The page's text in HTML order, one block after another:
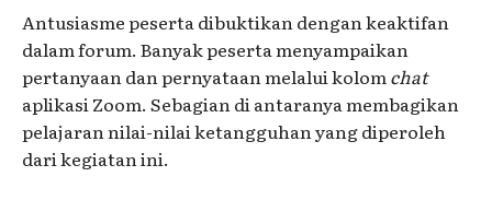
Antusiasme peserta dibuktikan dengan keaktifan
dalam forum. Banyak peserta menyampaikan
pertanyaan dan pernyataan melalui kolomchat
aplikasi Zoom. Sebagian di antaranya membagikan
pelajaran nilai-nilai ketangguhan yang diperoleh
dari kegiatan ini.